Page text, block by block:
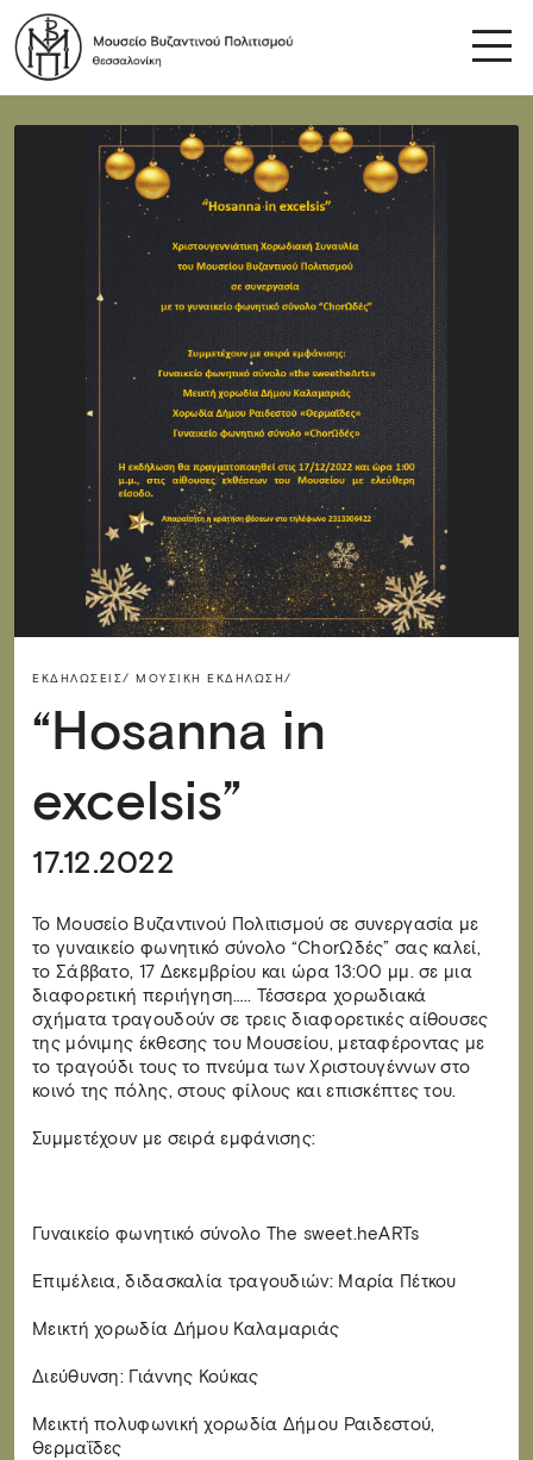
ΕΚΔΗΛΏΣΕΙΣ/ ΜΟΥΣΙΚΉ ΕΚΔΉΛΩΣΗ/
“Hosanna in
excelsis”
17.12.2022
Το Μουσείο Βυζαντινού Πολιτισμού σε συνεργασία με
το γυναικείο φωνητικό σύνολο “ChorΩδές” σας καλεί,
το Σάββατο, 17 Δεκεμβρίου και ώρα 13:00 μμ. σε μια
διαφορετική περιήγηση….. Τέσσερα χορωδιακά
σχήματα τραγουδούν σε τρεις διαφορετικές αίθουσες
της μόνιμης έκθεσης του Μουσείου, μεταφέροντας με
το τραγούδι τους το πνεύμα των Χριστουγέννων στο
κοινό της πόλης, στους φίλους και επισκέπτες του.
Συμμετέχουν με σειρά εμφάνισης:
Γυναικείο φωνητικό σύνολο The sweet.heARTs
Επιμέλεια, διδασκαλία τραγουδιών: Μαρία Πέτκου
Μεικτή χορωδία Δήμου Καλαμαριάς
Διεύθυνση: Γιάννης Κούκας
Μεικτή πολυφωνική χορωδία Δήμου Ραιδεστού,
Θερμαΐδες